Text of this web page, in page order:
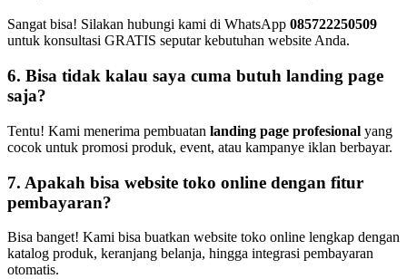
Sangat bisa! Silakan hubungi kami di WhatsApp 085722250509
untuk konsultasi GRATIS seputar kebutuhan website Anda.
6. Bisa tidak kalau saya cuma butuh landing page
saja?
Tentu! Kami menerima pembuatan landing page profesional yang
cocok untuk promosi produk, event, atau kampanye iklan berbayar.
7. Apakah bisa website toko online dengan fitur
pembayaran?
Bisa banget! Kami bisa buatkan website toko online lengkap dengan
katalog produk, keranjang belanja, hingga integrasi pembayaran
otomatis.